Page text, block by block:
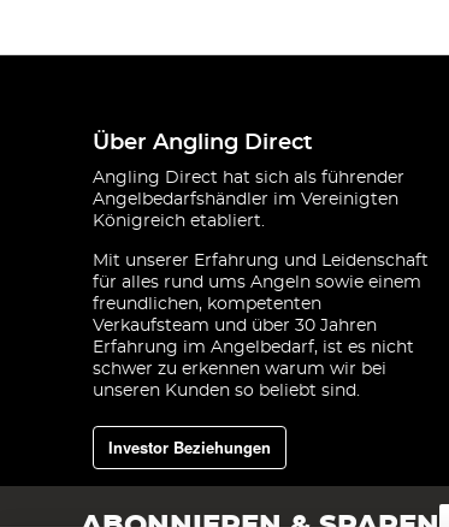
Über Angling Direct
Angling Direct hat sich als führender
Angelbedarfshändler im Vereinigten
Königreich etabliert.
Mit unserer Erfahrung und Leidenschaft
für alles rund ums Angeln sowie einem
freundlichen, kompetenten
Verkaufsteam und über 30 Jahren
Erfahrung im Angelbedarf, ist es nicht
schwer zu erkennen warum wir bei
unseren Kunden so beliebt sind.
Investor Beziehungen